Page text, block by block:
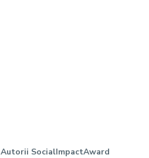
Autorii SocialImpactAward